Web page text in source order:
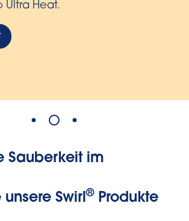
Ultra Heat​.
Sauberkeit im
Swirl®Produkte